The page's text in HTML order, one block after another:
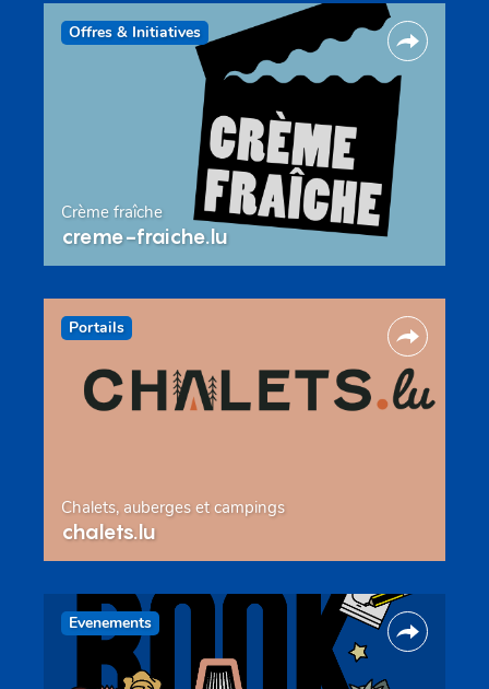
Offres & Initiatives
Crème fraîche
creme-fraiche.lu
Portails
Chalets, auberges et campings
chalets.lu
Evenements